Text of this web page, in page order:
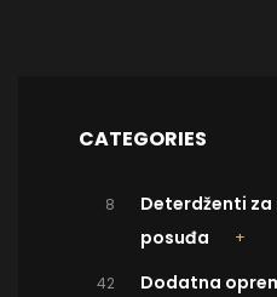
CATEGORIES
8
Deterdženti
posuđa
42 Dodatna